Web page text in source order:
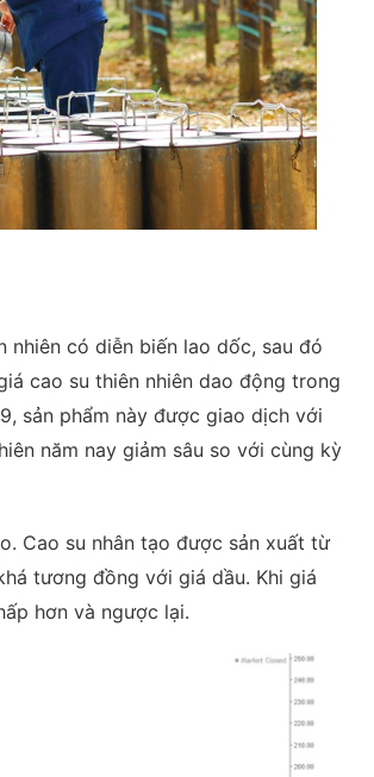
có diễn biến lao dốc, sau đó
cao su thiên nhiên dao động trong
sản phẩm này được giao dịch với
năm nay giảm sâu so với cùng kỳ
Cao su nhân tạo được sản xuất từ
tương đồng với giá dầu. Khi giá
hơn và ngược lại.